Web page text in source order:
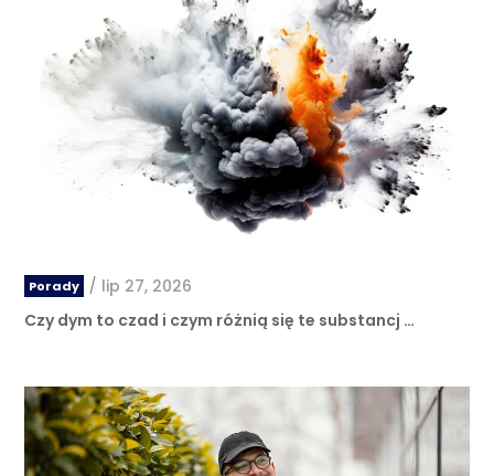
Porady / lip 27, 2026
Czy dym to czad i czym różnią się te substancj …